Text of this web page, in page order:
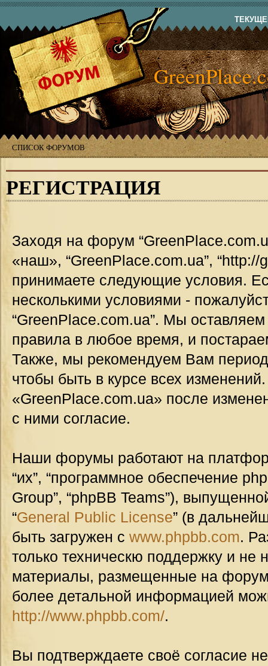
СПИСОК ФОРУМОВ
РЕГИСТРАЦИЯ
Заходя на форум
«наш», “GreenPlace.com.ua”,
принимаете следующие условия.
несколькими условиями -
“GreenPlace.com.ua”. Мы
правила в любое время, и
Также, мы рекомендуем Вам
чтобы быть в курсе всех
«GreenPlace.com.ua» после
с ними согласие.
Наши форумы работают на
“их”, “программное обеспечение
Group”, “phpBB Teams”),
“General Public License” (в
быть загружен с www.phpbb.com.
только техническю поддержку и не
материалы, размещенные на
более детальной информацией
http://www.phpbb.com/.
Вы подтверждаете своё согласие